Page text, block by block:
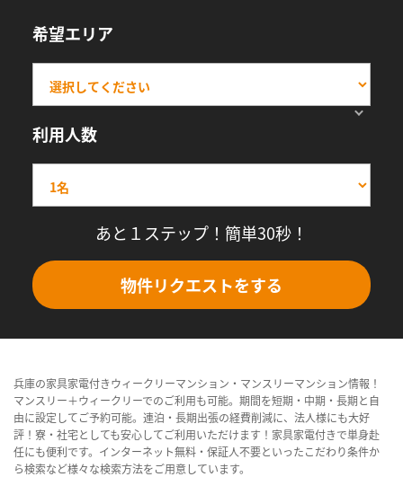
希望エリア
利用人数
あと１ステップ！簡単30秒！
物件リクエストをする
兵庫の家具家電付きウィークリーマンション・マンスリーマンション情報！
マンスリー＋ウィークリーでのご利用も可能。期間を短期・中期・長期と自
由に設定してご予約可能。連泊・長期出張の経費削減に、法人様にも大好
評！寮・社宅としても安心してご利用いただけます！家具家電付きで単身赴
任にも便利です。インターネット無料・保証人不要といったこだわり条件か
ら検索など様々な検索方法をご用意しています。